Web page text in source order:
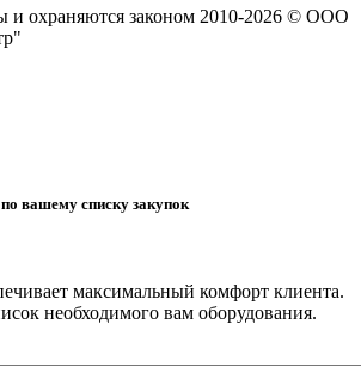
и охраняются законом 2010-2026 © ООО
вашему списку закупок
максимальный комфорт клиента.
необходимого вам оборудования.